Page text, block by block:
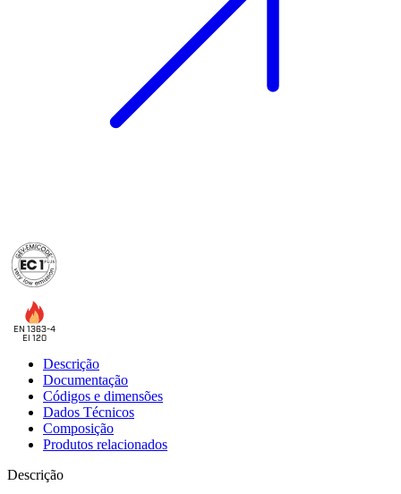
EN 1363-4
EI 120
Descrição
Documentação
Códigos e dimensões
Dados Técnicos
Composição
Produtos relacionados
Descrição